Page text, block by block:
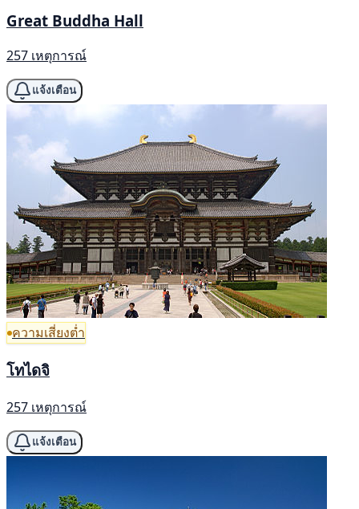
Great Buddha Hall
257 เหตุการณ์
แจ้งเตือน
ความเสี่ยงต่ำ
โทไดจิ
257 เหตุการณ์
แจ้งเตือน